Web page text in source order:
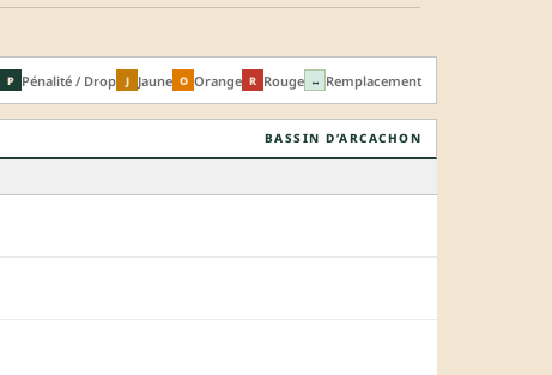
P Pénalité / Drop J Jaune O Orange R Rouge ↔ Remplacement
BASSIN D’ARCACHON